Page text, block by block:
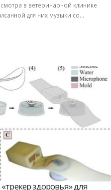
в ветеринарной клинике
для них музыки со...
здоровья» для